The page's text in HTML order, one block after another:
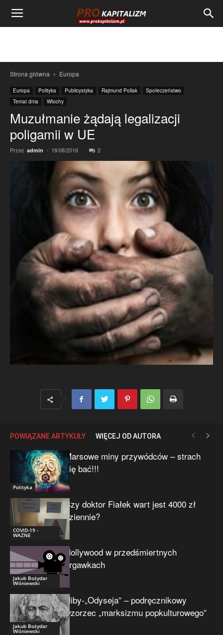
Strona główna Europa
Europa Polityka Publicystyka Rajmund Pollak
Społeczeństwo
Temat dnia
Włochy
Muzułmanie żądają legalizacji
poligamii w UE
Przez admin - 18/08/2016 2
POWIĄZANE ARTYKUŁY WIĘCEJ OD AUTORA
Polityka
Marsowe miny przywódców – strach
się bać!!!
COVID-19 -
WAŻNE
Czy doktor Fiałek wart jest 4000 zł
dziennie?
Jakub Bożydar
Wiśniewski
Hollywood w przedśmiertnych
drgawkach
Jakub Bożydar
Wiśniewski
Niby-„Odyseja” – podręcznikowy
wzorzec „marksizmu popkulturowego”